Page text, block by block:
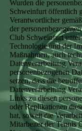
Wurden die
Schweinfurt öffentlich
Verantwortlicher
der
Club Schweinfurt
Technologie und der
Maßnahmen, auch
Datenverarbeitung
personenbezogenen
setzen, dass die
Datenverarbeitung
Links zu diesen
oder Replikationen
hat, soweit die
Mitarbeiter der Tennis